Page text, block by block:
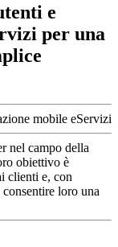
e
per una
mobile eServizi
nel campo della
obiettivo è
clienti e, con
loro una